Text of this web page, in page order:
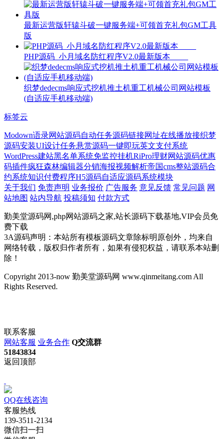
最新运营版轩辕斗破一键服务端+可领首充礼包GM工具
版
PHP源码_小月域名防红程序V2.0最新版本
织梦dedecms响应式挖机推土机重工机械公司网站模板
(自适应手机移动端)
标签云
Modown语录网站源码自动任务源码链接网址在线播放接织梦
源码安装UI设计任务悬赏源码一键即玩英文支付系统
WordPress建站黑名单系统免监控挂机RiPro理财网站源码优惠
码插件疯狂森林编辑器分销海报视频解析帝国cms整站源码合
约系统知识付费程序H5源码自适应源码系统模块
关于我们 免责声明 业务报价 广告服务 意见反馈 常见问题 网
站地图 站内导航 投稿须知 付款方式
勤美堂源码网,php网站源码之家,站长源码下载基地,VIP会员免
费下载
3A源码声明：本站所有模板源码文章除标明原创外，均来自
网络转载，版权归作者所有，如果有侵犯权益，请联系本站删
除！
Copyright 2013-now 勤美堂源码网 www.qinmeitang.com All
Rights Reserved.
联系客服
网站客服 业务合作 Q交流群
51843834
返回顶部
QQ在线咨询
客服热线
139-3511-2134
微信扫一扫